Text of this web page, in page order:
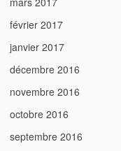
février 2017
janvier 2017
décembre 2016
novembre 2016
octobre 2016
septembre 2016